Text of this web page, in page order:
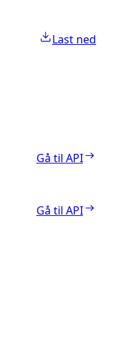
Last ned
Gå til API
Gå til API